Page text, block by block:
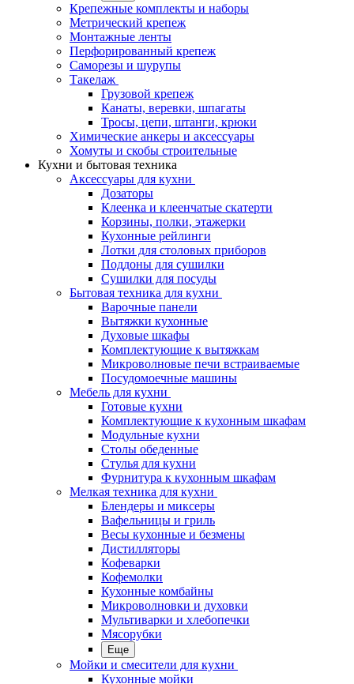
Крепежные комплекты и наборы
Метрический крепеж
Монтажные ленты
Перфорированный крепеж
Саморезы и шурупы
Такелаж
Грузовой крепеж
Канаты, веревки, шпагаты
Тросы, цепи, штанги, крюки
Химические анкеры и аксессуары
Хомуты и скобы строительные
Кухни и бытовая техника
Аксессуары для кухни
Дозаторы
Клеенка и клеенчатые скатерти
Корзины, полки, этажерки
Кухонные рейлинги
Лотки для столовых приборов
Поддоны для сушилки
Сушилки для посуды
Бытовая техника для кухни
Варочные панели
Вытяжки кухонные
Духовые шкафы
Комплектующие к вытяжкам
Микроволновые печи встраиваемые
Посудомоечные машины
Мебель для кухни
Готовые кухни
Комплектующие к кухонным шкафам
Модульные кухни
Столы обеденные
Стулья для кухни
Фурнитура к кухонным шкафам
Мелкая техника для кухни
Блендеры и миксеры
Вафельницы и гриль
Весы кухонные и безмены
Дистилляторы
Кофеварки
Кофемолки
Кухонные комбайны
Микроволновки и духовки
Мультиварки и хлебопечки
Мясорубки
Еще
Мойки и смесители для кухни
Кухонные мойки